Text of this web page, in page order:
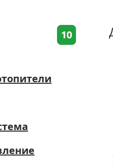
10